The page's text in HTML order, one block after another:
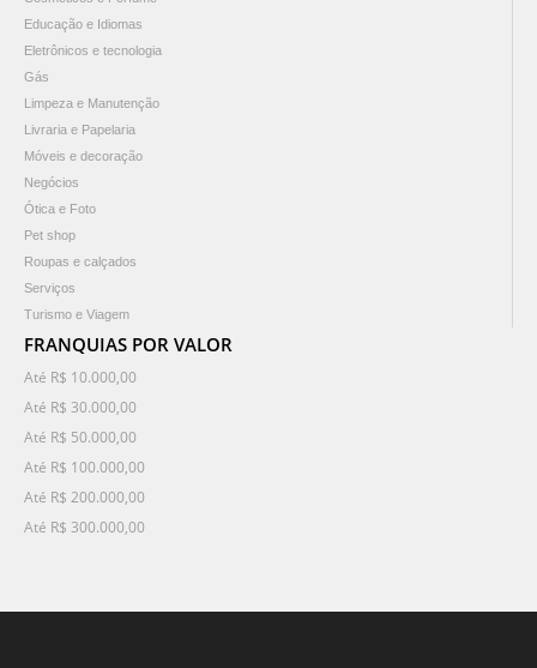
Educação e Idiomas
Eletrônicos e tecnologia
Gás
Limpeza e Manutenção
Livraria e Papelaria
Móveis e decoração
Negócios
Ótica e Foto
Pet shop
Roupas e calçados
Serviços
Turismo e Viagem
FRANQUIAS POR VALOR
Até R$ 10.000,00
Até R$ 30.000,00
Até R$ 50.000,00
Até R$ 100.000,00
Até R$ 200.000,00
Até R$ 300.000,00